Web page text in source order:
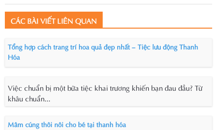
CÁC BÀI VIẾT LIÊN QUAN
Tổng hợp cách trang trí hoa quả đẹp nhất – Tiệc lưu động Thanh
Hóa
Việc chuẩn bị một bữa tiệc khai trương khiến bạn đau đầu? Từ
khâu chuẩn...
Mâm cúng thôi nôi cho bé tại thanh hóa